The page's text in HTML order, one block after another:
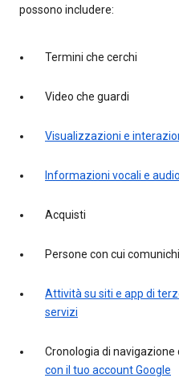
possono includere:
Termini che cerchi
Video che guardi
Visualizzazioni e
Informazioni vocali e audio
Acquisti
Persone con cui
Attività su siti e app di
servizi
Cronologia di navigazione
con il tuo account Google